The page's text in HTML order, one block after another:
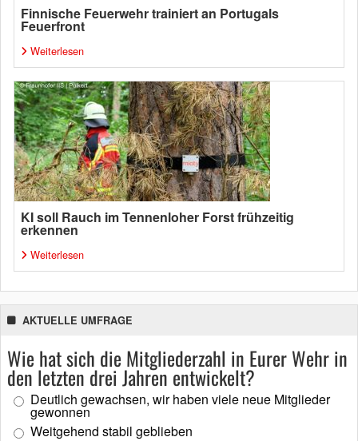
Finnische Feuerwehr trainiert an Portugals
Feuerfront
Weiterlesen
KI soll Rauch im Tennenloher Forst frühzeitig
erkennen
Weiterlesen
AKTUELLE UMFRAGE
Wie hat sich die Mitgliederzahl in Eurer Wehr in
den letzten drei Jahren entwickelt?
Deutlich gewachsen, wir haben viele neue Mitglieder
gewonnen
Weitgehend stabil geblieben